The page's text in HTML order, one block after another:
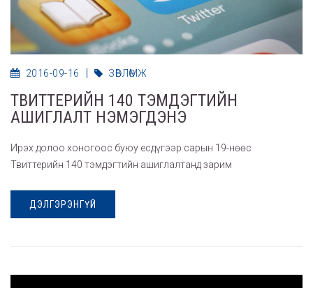
2016-09-16 ЗӨВЛӨМЖ
ТВИТТЕРИЙН 140 ТЭМДЭГТИЙН
АШИГЛАЛТ НЭМЭГДЭНЭ
Ирэх долоо хоногоос буюу есдүгээр сарын 19-нөөс
Твиттерийн 140 тэмдэгтийн ашиглалтанд зарим
ДЭЛГЭРЭНГҮЙ